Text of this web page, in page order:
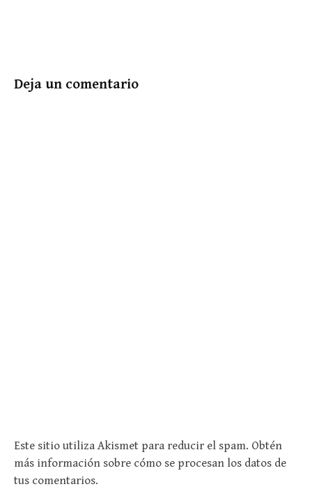
Deja un comentario
Este sitio utiliza Akismet para reducir el spam. Obtén
más información sobre cómo se procesan los datos de
tus comentarios.